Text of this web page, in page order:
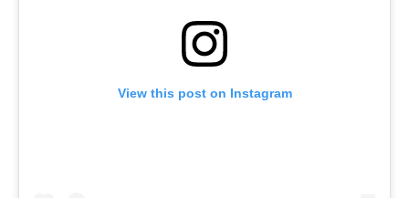
View this post on Instagram